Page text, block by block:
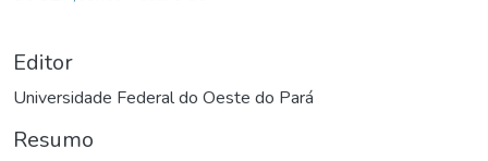
Editor
Universidade Federal do Oeste do Pará
Resumo